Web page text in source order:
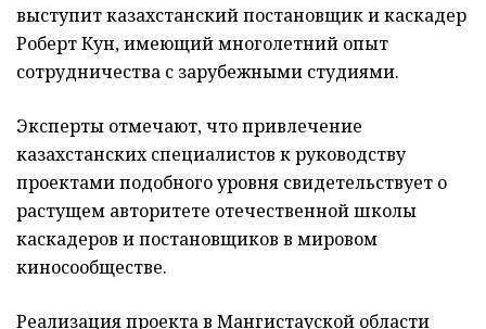
выступит казахстанский постановщик и каскадер
Роберт Кун, имеющий многолетний опыт
сотрудничества с зарубежными студиями.
Эксперты отмечают, что привлечение
казахстанских специалистов к руководству
проектами подобного уровня свидетельствует о
растущем авторитете отечественной школы
каскадеров и постановщиков в мировом
киносообществе.
Реализация проекта в Мангистауской области